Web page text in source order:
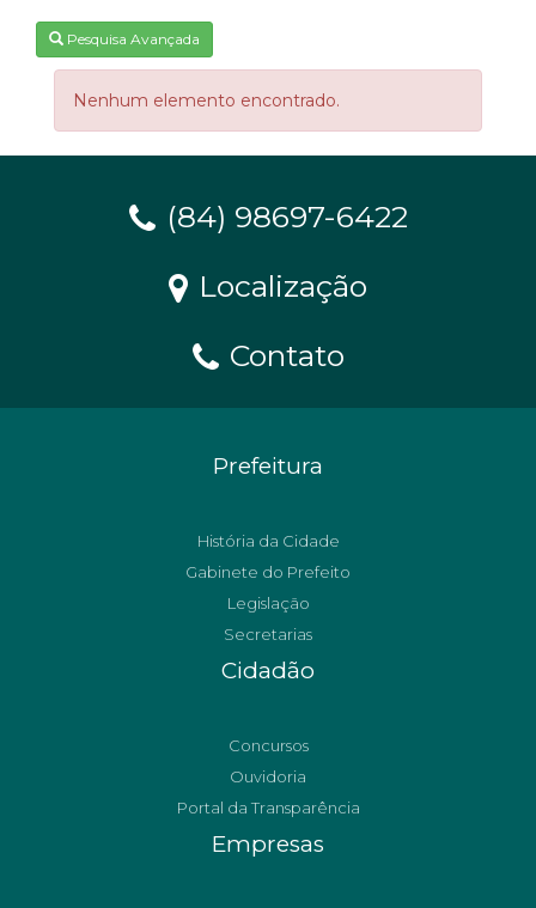
Pesquisa Avançada
Nenhum elemento encontrado.
(84) 98697-6422
Localização
Contato
Prefeitura
História da Cidade
Gabinete do Prefeito
Legislação
Secretarias
Cidadão
Concursos
Ouvidoria
Portal da Transparência
Empresas